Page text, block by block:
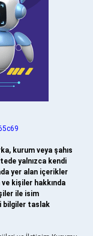
kurum veya şahıs
yalnızca kendi
yer alan içerikler
kişiler hakkında
ile isim
bilgiler taslak